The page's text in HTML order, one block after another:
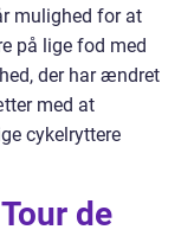
mulighed for at
på lige fod med
der har ændret
med at
cykelryttere
de